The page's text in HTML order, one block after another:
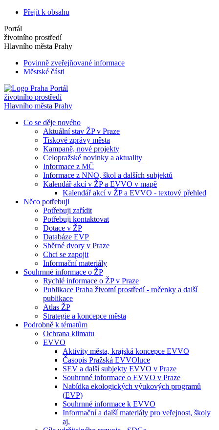
Přejít k obsahu
Portál
životního prostředí
Hlavního města Prahy
Povinně zveřejňované informace
Městské části
Portál
životního prostředí
Hlavního města Prahy
Co se děje nového
Aktuální stav ŽP v Praze
Tiskové zprávy města
Kampaně, nové projekty
Celopražské novinky a aktuality
Informace z MČ
Informace z NNO, škol a dalších subjektů
Kalendář akcí v ŽP a EVVO v mapě
Kalendář akcí v ŽP a EVVO - textový přehled
Něco potřebuji
Potřebuji zařídit
Potřebuji kontaktovat
Dotace v ŽP
Databáze EVP
Sběrné dvory v Praze
Chci se zapojit
Informační materiály
Souhrnné informace o ŽP
Rychlé informace o ŽP v Praze
Publikace Praha životní prostředí - ročenky a další
publikace
Atlas ŽP
Strategie a koncepce města
Podrobně k tématům
Ochrana klimatu
EVVO
Aktivity města, krajská koncepce EVVO
Časopis Pražská EVVOluce
SEV a další subjekty EVVO v Praze
Souhrnné informace o EVVO v Praze
Nabídka ekologických výukových programů
(EVP)
Souhrnné informace k EVVO
Informační a další materiály pro veřejnost, školy
aj.